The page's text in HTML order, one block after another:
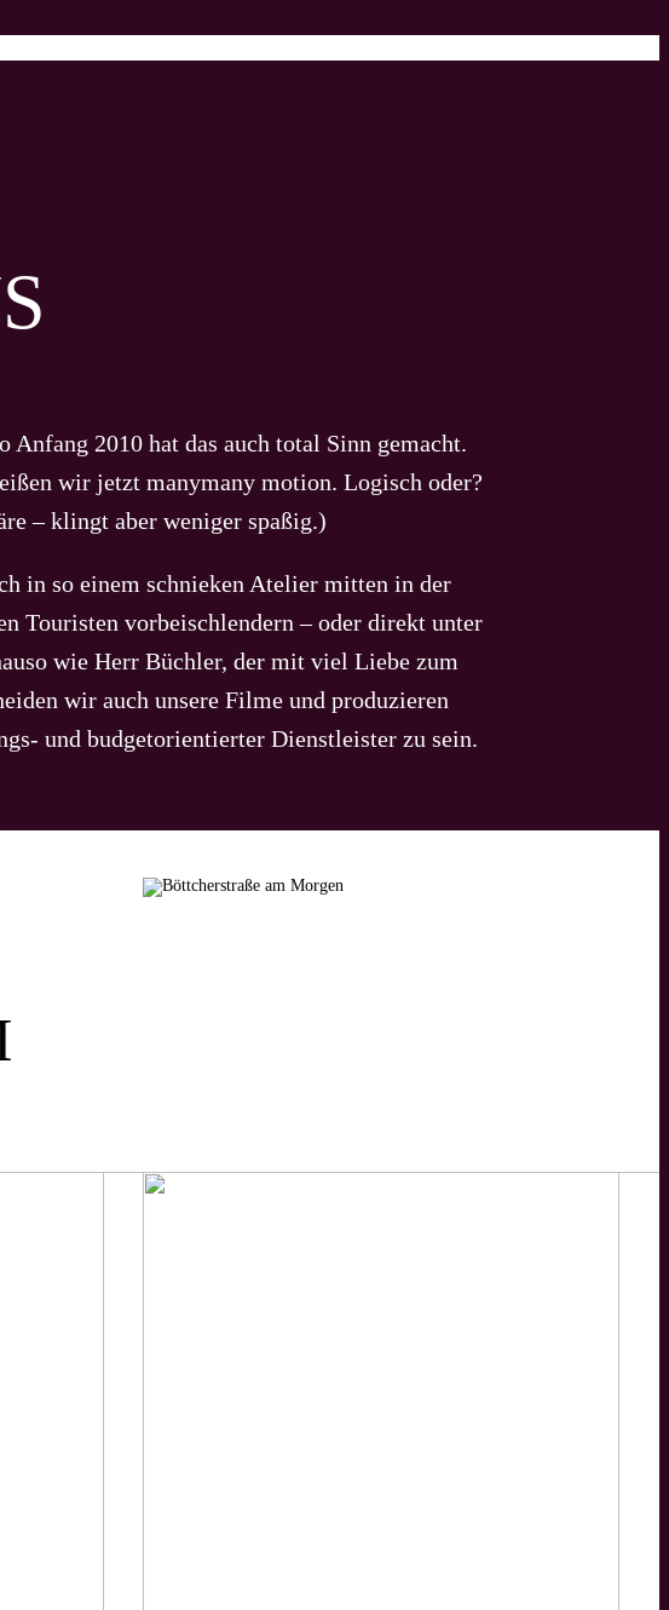
2010 hat das auch total Sinn gemacht.
wir jetzt manymany motion. Logisch oder?
– klingt aber weniger spaßig.)
in so einem schnieken Atelier mitten in der
Touristen vorbeischlendern – oder direkt unter
wie Herr Büchler, der mit viel Liebe zum
wir auch unsere Filme und produzieren
und budgetorientierter Dienstleister zu sein.